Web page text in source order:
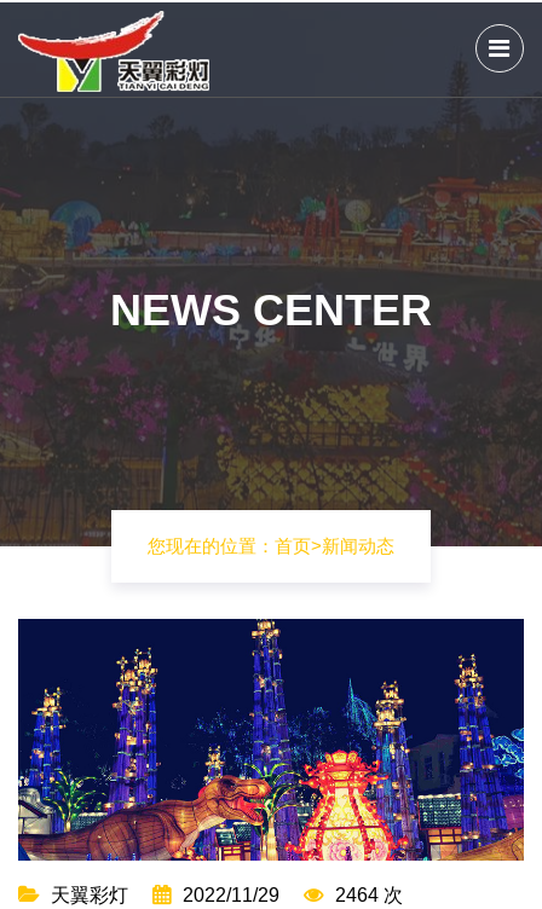
NEWS CENTER
您现在的位置： 首页>新闻动态
天翼彩灯 2022/11/29 2464 次